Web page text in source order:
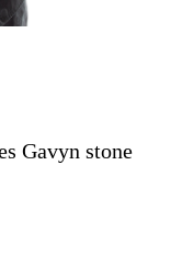
Gavyn stone